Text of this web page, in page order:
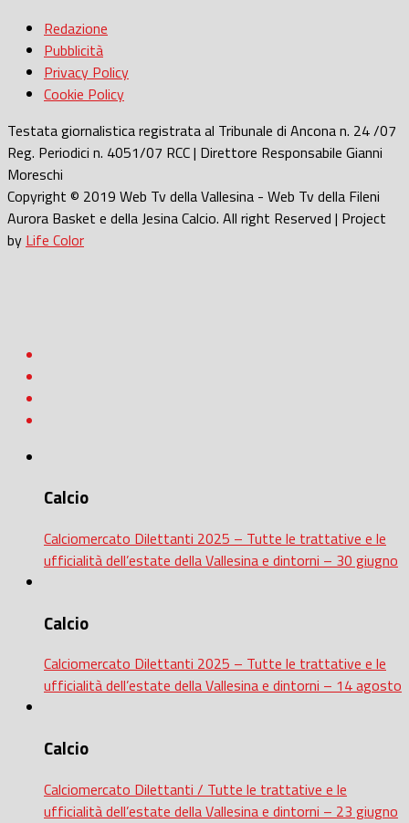
Redazione
Pubblicità
Privacy Policy
Cookie Policy
Testata giornalistica registrata al Tribunale di Ancona n. 24 /07
Reg. Periodici n. 4051/07 RCC | Direttore Responsabile Gianni
Moreschi
Copyright © 2019 Web Tv della Vallesina - Web Tv della Fileni
Aurora Basket e della Jesina Calcio. All right Reserved | Project
by Life Color
Calcio
Calciomercato Dilettanti 2025 – Tutte le trattative e le
ufficialità dell’estate della Vallesina e dintorni – 30 giugno
Calcio
Calciomercato Dilettanti 2025 – Tutte le trattative e le
ufficialità dell’estate della Vallesina e dintorni – 14 agosto
Calcio
Calciomercato Dilettanti / Tutte le trattative e le
ufficialità dell’estate della Vallesina e dintorni – 23 giugno